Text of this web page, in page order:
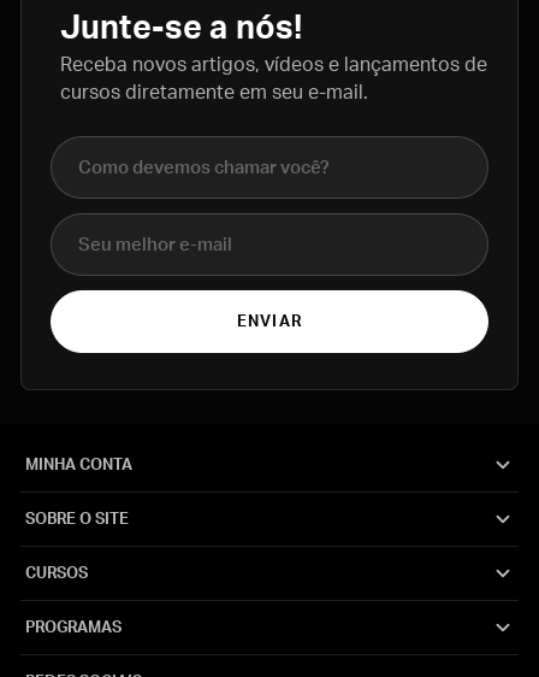
Junte-se a nós!
Receba novos artigos, vídeos e lançamentos de
cursos diretamente em seu e-mail.
Nome completo
E-mail
ENVIAR
MINHA CONTA
SOBRE O SITE
CURSOS
PROGRAMAS